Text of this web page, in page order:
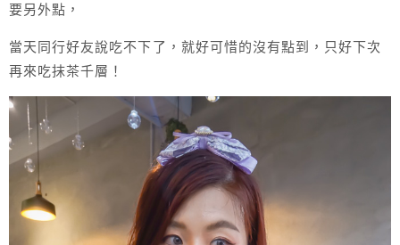
要另外點，
當天同行好友說吃不下了，就好可惜的沒有點到，只好下次
再來吃抹茶千層！